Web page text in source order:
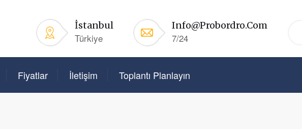
İstanbul
Türkiye
Info@probordro.com
7/24
Fiyatlar İletişim Toplantı Planlayın